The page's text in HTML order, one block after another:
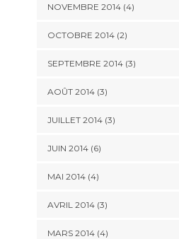
NOVEMBRE 2014(4)
OCTOBRE 2014(2)
SEPTEMBRE 2014(3)
AOÛT 2014(3)
JUILLET 2014(3)
JUIN 2014(6)
MAI 2014(4)
AVRIL 2014(3)
MARS 2014(4)